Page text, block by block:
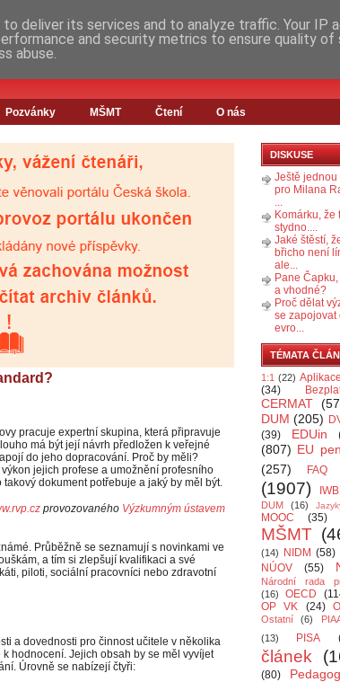
Pozvánky MŠMT Čtení O nás
pracuje expertní skupina, která připravuje
má být její návrh předložen k veřejné
do jeho dopracování. Proč by měli?
jejich profese a umožnění profesního
dokument potřebuje a jaký by měl být.
provozovaného Výzkumným ústavem
Průběžně se seznamují s novinkami ve
a tím si zlepšují kvalifikaci a své
piloti, sociální pracovníci nebo zdravotní
a dovednosti pro činnost učitele v několika
hodnocení. Jejich obsah by se měl vyvíjet
Úrovně se nabízejí čtyři:
DISKUSE
Ještě
pro Milana
...
Komárku, že
stydno....
Jaké štěstí,
břicho není
ale...
Pane
a vhodné?
Proč dělat
se zapojovat
evro...
TÉMATA
1:1 (22) Aplikace
(34)
CERMAT
DUM (205)
(39)
EDUin
(807) EU
(257)
FAQ
(1907)
IWB
DUM
(16)
MOOC (35)
MŠMT
(14)
NIDM (58)
NÚOV (55)
Národní rada
(16)
OECD
OP VK
(24)
Ostatní (6)
(13)
PISA
článek
(80)
deliver its services and to analyze traffic. Your IP
and security metrics to ensure quality of
abuse.